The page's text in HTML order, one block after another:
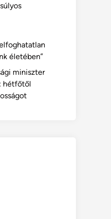
életében”
miniszter
hétfőtől